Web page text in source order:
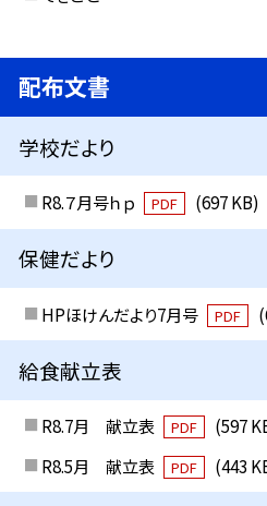
配布文書
学校だより
R8.７月号ｈｐ PDF (697 KB)
保健だより
HPほけんだより7月号 PDF
給食献立表
R8.7月 献立表 PDF
(597
R8.5月 献立表
PDF (443